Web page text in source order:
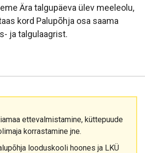
Ära talgupäeva ülev meeleolu,
kord Palupõhja osa saama
ja talgulaagrist.
ettevalmistamine, küttepuude
korrastamine jne.
looduskooli hoones ja LKÜ